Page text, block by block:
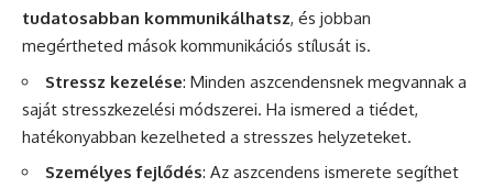
tudatosabban kommunikálhatsz, és jobban
megértheted mások kommunikációs stílusát is.
Stressz kezelése: Minden aszcendensnek megvannak a
saját stresszkezelési módszerei. Ha ismered a tiédet,
hatékonyabban kezelheted a stresszes helyzeteket.
Személyes fejlődés: Az aszcendens ismerete segíthet